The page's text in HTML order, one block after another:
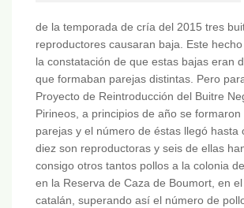
de la temporada de cría del 2015 tres
reproductores causaran baja. Este
la constatación de que estas bajas eran
que formaban parejas distintas. Pero
Proyecto de Reintroducción del Buitre
Pirineos, a principios de año se formaron
parejas y el número de éstas llegó hasta
diez son reproductoras y seis de ellas
consigo otros tantos pollos a la colonia
en la Reserva de Caza de Boumort, en
catalán, superando así el número de